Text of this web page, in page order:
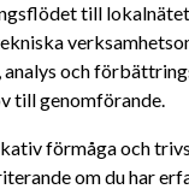
till
och
till genomförande.
förmåga och
om du har